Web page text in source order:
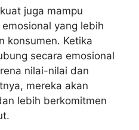
juga mampu
yang lebih
konsumen. Ketika
secara emosional
nilai-nilai dan
mereka akan
lebih berkomitmen